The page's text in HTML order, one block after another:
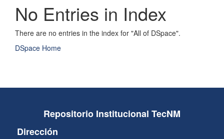
No Entries in Index
There are no entries in the index for "All of DSpace".
DSpace Home
Repositorio Institucional TecNM
Dirección